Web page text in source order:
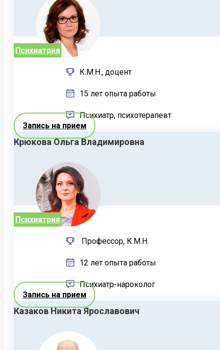
Психиатрия
К.М.Н., доцент
15 лет опыта работы
Психиатр, психотерапевт
Запись на прием
Крюкова Ольга Владимировна
Психиатрия
Профессор, К.М.Н.
12 лет опыта работы
Психиатр-нароколог
Запись на прием
Казаков Никита Ярославович